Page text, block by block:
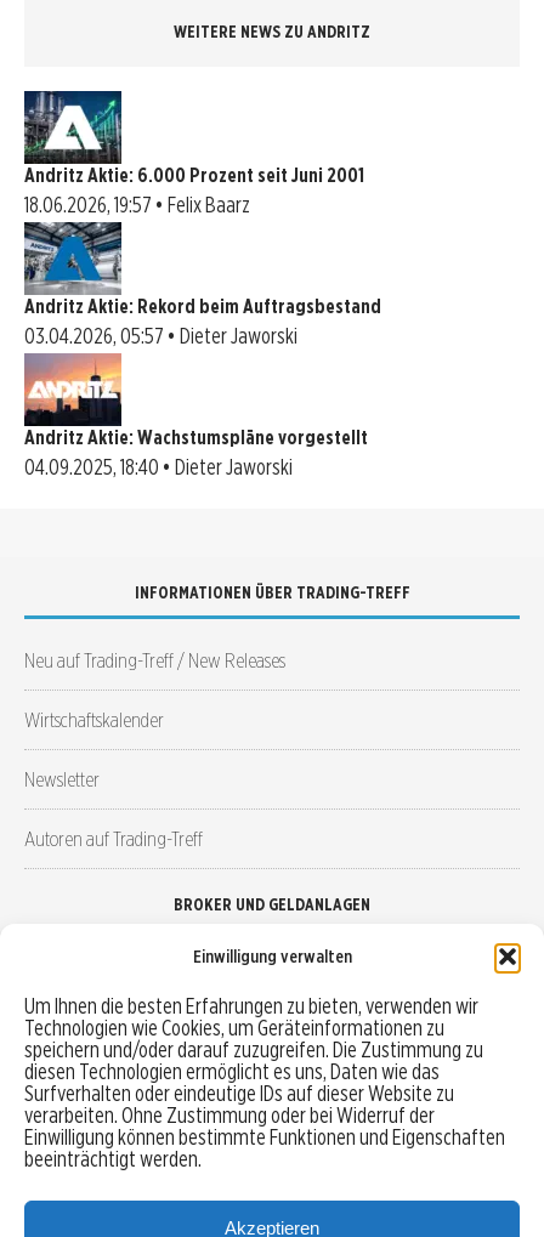
Einwilligung verwalten
Um Ihnen die besten Erfahrungen zu bieten, verwenden wir
Technologien wie Cookies, um Geräteinformationen zu
speichern und/oder darauf zuzugreifen. Die Zustimmung zu
diesen Technologien ermöglicht es uns, Daten wie das
Surfverhalten oder eindeutige IDs auf dieser Website zu
verarbeiten. Ohne Zustimmung oder bei Widerruf der
Einwilligung können bestimmte Funktionen und Eigenschaften
beeinträchtigt werden.
Akzeptieren
WEITERE NEWS ZU ANDRITZ
Andritz Aktie: 6.000 Prozent seit Juni 2001
18.06.2026, 19:57 • Felix Baarz
Andritz Aktie: Rekord beim Auftragsbestand
03.04.2026, 05:57 • Dieter Jaworski
Andritz Aktie: Wachstumspläne vorgestellt
04.09.2025, 18:40 • Dieter Jaworski
INFORMATIONEN ÜBER TRADING-TREFF
Neu auf Trading-Treff / New Releases
Wirtschaftskalender
Newsletter
Autoren auf Trading-Treff
BROKER UND GELDANLAGEN
Robo-Advisor vergleichen
Depotvergleich
Festgeld vergleichen
Tagesgeld vergleichen